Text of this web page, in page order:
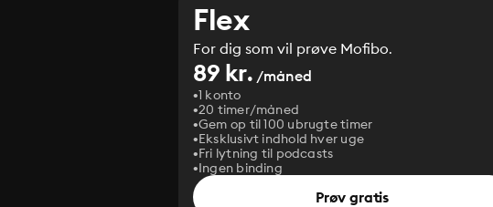
Flex
For dig som vil prøve Mofibo.
89 kr. /måned
1 konto
20 timer/måned
Gem op til 100 ubrugte timer
Eksklusivt indhold hver uge
Fri lytning til podcasts
Ingen binding
Prøv gratis